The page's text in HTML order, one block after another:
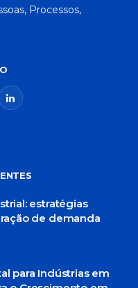
Processos,
estratégias
de demanda
para Indústrias em